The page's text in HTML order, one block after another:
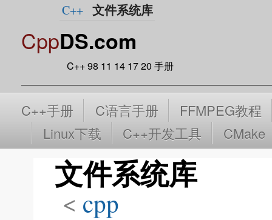
CppDS.com
C++ 98 11 14 17 20 手册
C++手册 C语言手册
FFMPEG教程
Linux下载
C++开发工具 CMake
文件系统库
< cpp
C++ 文件系统库